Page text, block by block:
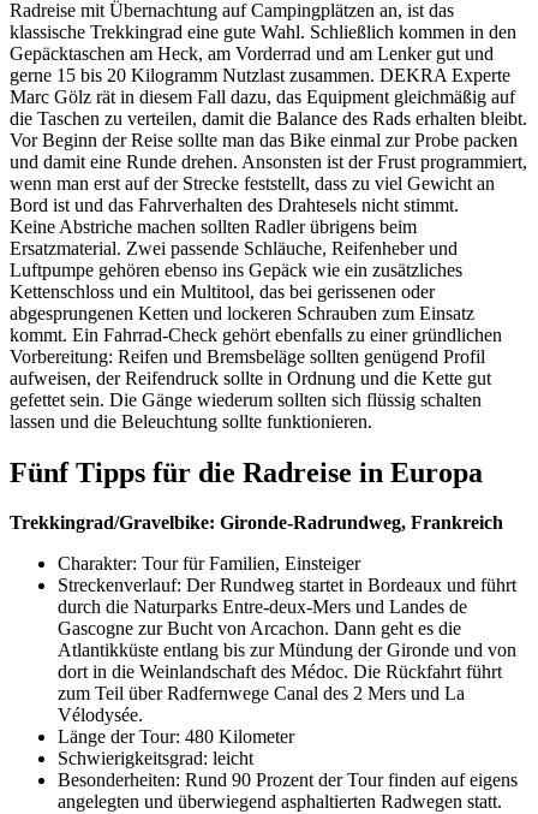
Radreise mit Übernachtung auf Campingplätzen an, ist das
klassische Trekkingrad eine gute Wahl. Schließlich kommen in den
Gepäcktaschen am Heck, am Vorderrad und am Lenker gut und
gerne 15 bis 20 Kilogramm Nutzlast zusammen. DEKRA Experte
Marc Gölz rät in diesem Fall dazu, das Equipment gleichmäßig auf
die Taschen zu verteilen, damit die Balance des Rads erhalten bleibt.
Vor Beginn der Reise sollte man das Bike einmal zur Probe packen
und damit eine Runde drehen. Ansonsten ist der Frust programmiert,
wenn man erst auf der Strecke feststellt, dass zu viel Gewicht an
Bord ist und das Fahrverhalten des Drahtesels nicht stimmt.
Keine Abstriche machen sollten Radler übrigens beim
Ersatzmaterial. Zwei passende Schläuche, Reifenheber und
Luftpumpe gehören ebenso ins Gepäck wie ein zusätzliches
Kettenschloss und ein Multitool, das bei gerissenen oder
abgesprungenen Ketten und lockeren Schrauben zum Einsatz
kommt. Ein Fahrrad-Check gehört ebenfalls zu einer gründlichen
Vorbereitung: Reifen und Bremsbeläge sollten genügend Profil
aufweisen, der Reifendruck sollte in Ordnung und die Kette gut
gefettet sein. Die Gänge wiederum sollten sich flüssig schalten
lassen und die Beleuchtung sollte funktionieren.
Fünf Tipps für die Radreise in Europa
Trekkingrad/Gravelbike: Gironde-Radrundweg, Frankreich
Charakter: Tour für Familien, Einsteiger
Streckenverlauf: Der Rundweg startet in Bordeaux und führt
durch die Naturparks Entre-deux-Mers und Landes de
Gascogne zur Bucht von Arcachon. Dann geht es die
Atlantikküste entlang bis zur Mündung der Gironde und von
dort in die Weinlandschaft des Médoc. Die Rückfahrt führt
zum Teil über Radfernwege Canal des 2 Mers und La
Vélodysée.
Länge der Tour: 480 Kilometer
Schwierigkeitsgrad: leicht
Besonderheiten: Rund 90 Prozent der Tour finden auf eigens
angelegten und überwiegend asphaltierten Radwegen statt.